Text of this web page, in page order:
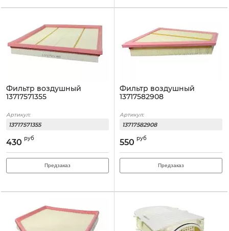
Фильтр воздушный
13717571355
Артикул:
13717571355
430 руб
Предзаказ
Фильтр воздушный
13717582908
Артикул:
13717582908
550 руб
Предзаказ